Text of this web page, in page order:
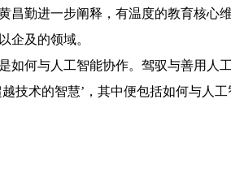
昌勤进一步阐释，有温度的教育核心
企及的领域。
如何与人工智能协作。驾驭与善用人
技术的智慧’，其中便包括如何与人